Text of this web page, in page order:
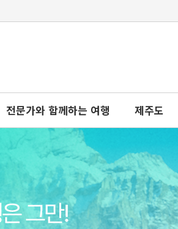
전문가와 함께하는 여행 제주도